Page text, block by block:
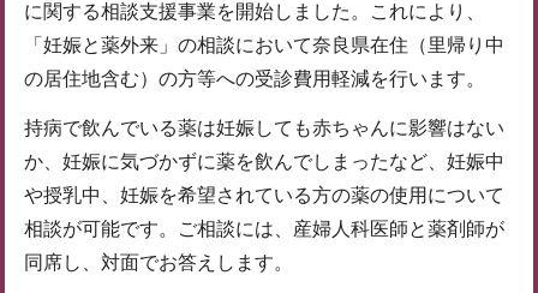
に関する相談支援事業を開始しました。これにより、
「妊娠と薬外来」の相談において奈良県在住（里帰り中
の居住地含む）の方等への受診費用軽減を行います。
持病で飲んでいる薬は妊娠しても赤ちゃんに影響はない
か、妊娠に気づかずに薬を飲んでしまったなど、妊娠中
や授乳中、妊娠を希望されている方の薬の使用について
相談が可能です。ご相談には、産婦人科医師と薬剤師が
同席し、対面でお答えします。